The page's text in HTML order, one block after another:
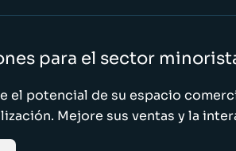
para el sector
el potencial de su espacio
Mejore sus ventas y la